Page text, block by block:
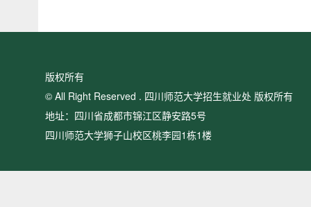
版权所有
© All Right Reserved . 四川师范大学招生就业处 版权所有
地址：四川省成都市锦江区静安路5号
四川师范大学狮子山校区桃李园1栋1楼